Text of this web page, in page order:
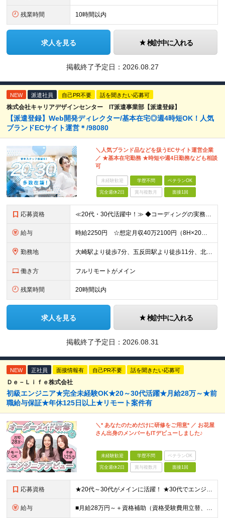
残業時間 10時間以内
求人を見る 検討中に入れる
掲載終了予定日： 2026.08.27
NEW 派遣社員 自己PR不要 話を聞きたい応募可
株式会社キャリアデザインセンター IT派遣事業部【派遣登録】
【派遣登録】Web開発ディレクター/基本在宅◎週4時短OK！人気
ブランドECサイト運営＊/98080
＼人気ブランド品などを扱うECサイト運営企業
／ ★基本在宅勤務 ★時短や週4日勤務なども相談
可
未経験歓迎 学歴不問 ベテランOK
完全週休2日 賞与複数月 面接1回
応募資格 ≪20代・30代活躍中！≫ ◆コーディングの実務経験（HTML/CSS、JavaScript、PHPの知識） ◆進行管理の経験 ※ブランクがある方やこれまでのご経験に自信がない方も、まずはお気軽にご
給与 時給2250円 ☆想定月収40万2100円（8H×20日＋残業15H） ※交通費全額支給 ※在宅日数に応じて、在宅勤務手当あり
勤務地 大崎駅より徒歩7分、五反田駅より徒歩11分、北品川駅より徒歩16分 ▼服装：オフィスカジュアル ▼働き方：基本在宅勤務 ※業務に慣れるまでは出社になります。 ※月に1～4回程度は出社が発生します。
働き方 フルリモートがメイン
残業時間 20時間以内
求人を見る 検討中に入れる
掲載終了予定日： 2026.08.31
NEW 正社員 面接情報有 自己PR不要 話を聞きたい応募可
Ｄｅ－Ｌｉｆｅ株式会社
初級エンジニア★完全未経験OK★20～30代活躍★月給28万～★前
職給与保証★年休125日以上★リモート案件有
＼* あなたのためだけに研修をご用意* ／ お花屋
さん出身のメンバーもITデビューしました♪
未経験歓迎 学歴不問 ベテランOK
完全週休2日 賞与複数月 面接1回
応募資格 ★20代～30代がメインに活躍！ ★30代でエンジニアデビューしたメンバーも！ ■経験・資格不問 ■学歴不問 ━━━━━……‥ 当社では何よりもコミュニケーション力を 重視した採用を行っています！
給与 ■月給28万円～＋資格補助（資格受験費用立替、書籍代立替）＋リファラル手当（経験者10万円/未経験者6万円） ※給与は経験・スキルに応じて決定します ※上記給与額には固定残業代（20時間分/34,39